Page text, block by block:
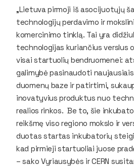
„Lietuva pirmoji iš asocijuotųjų
technologijų perdavimo ir
komercinimo tinklą. Tai yra
technologijas kuriančius verslus
visai startuolių bendruomenei:
galimybė pasinaudoti naujausiais
duomenų baze ir patirtimi,
inovatyvius produktus nuo
realios rinkos. Be to, šie
reikšmę viso regiono mokslo ir
duotas startas inkubatorių
kad pirmieji startuoliai juose
– sako Vyriausybės ir CERN